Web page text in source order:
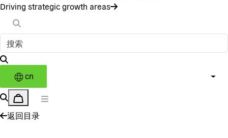
Driving strategic growth areas
cn
返回目录